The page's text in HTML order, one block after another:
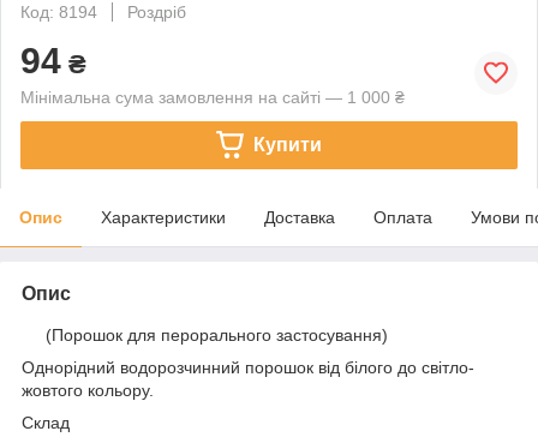
Код: 8194
Роздріб
94 ₴
Мінімальна сума замовлення на сайті — 1 000 ₴
Купити
Опис Характеристики Доставка Оплата Умови
Опис
(Порошок для перорального застосування)
Однорідний водорозчинний порошок від білого до світло-
жовтого кольору.
Склад